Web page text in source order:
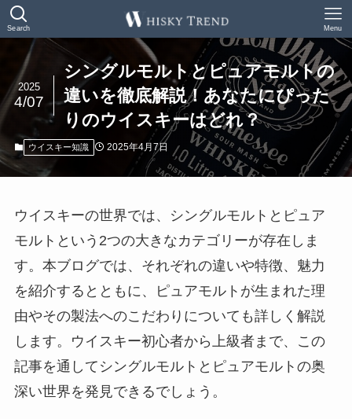
Search Menu
シングルモルトとピュアモルトの
違いを徹底解説！あなたにぴった
りのウイスキーはどれ？
2025
4/07
ウイスキー知識 2025年4月7日
ウイスキーの世界では、シングルモルトとピュア
モルトという2つの大きなカテゴリーが存在しま
す。本ブログでは、それぞれの違いや特徴、魅力
を紹介するとともに、ピュアモルトが生まれた理
由やその製法へのこだわりについても詳しく解説
します。ウイスキー初心者から上級者まで、この
記事を通してシングルモルトとピュアモルトの奥
深い世界を発見できるでしょう。